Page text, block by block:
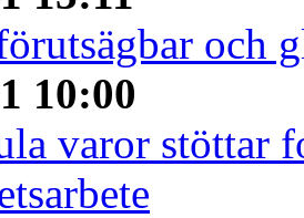
och
10:00
varor stöttar